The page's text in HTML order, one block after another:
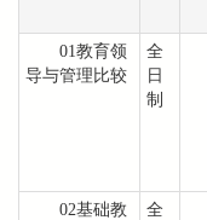
01教育领
导与管理比较
全
日
制
02基础教
全